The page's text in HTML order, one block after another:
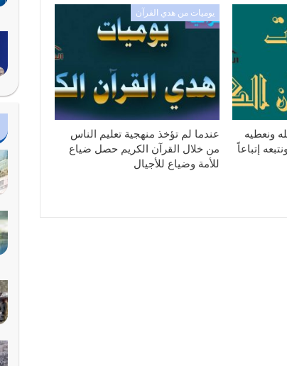
ونعطيه
إتباعاً
يوميات من هدي القرآن
عندما لم تؤخذ منهجية تعليم الناس
من خلال القرآن الكريم حصل ضياع
للأمة وضياع للأجيال